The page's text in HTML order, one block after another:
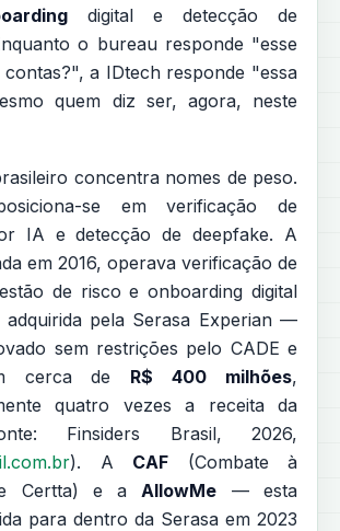
digital e detecção de
o bureau responde "esse
contas?", a IDtech responde "essa
quem diz ser, agora, neste
concentra nomes de peso.
se em verificação de
IA e detecção de deepfake. A
em 2016, operava verificação de
de risco e onboarding digital
adquirida pela Serasa Experian —
sem restrições pelo CADE e
cerca de R$ 400 milhões,
quatro vezes a receita da
Finsiders Brasil, 2026,
). A CAF (Combate à
Certta) e aAllowMe — esta
para dentro da Serasa em 2023